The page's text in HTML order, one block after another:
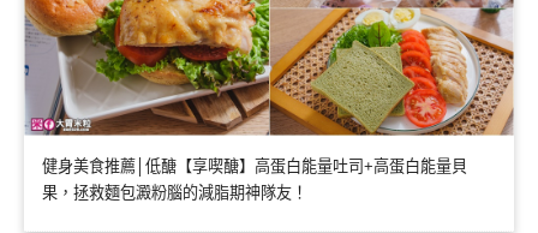
健身美食推薦│低醣【享喫醣】高蛋白能量吐司+高蛋白能量貝
果，拯救麵包澱粉腦的減脂期神隊友！